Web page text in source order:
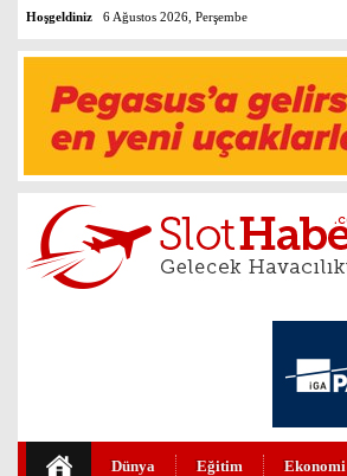
Hoşgeldiniz 6 Ağustos 2026, Perşembe
Dünya Eğitim Ekonomi